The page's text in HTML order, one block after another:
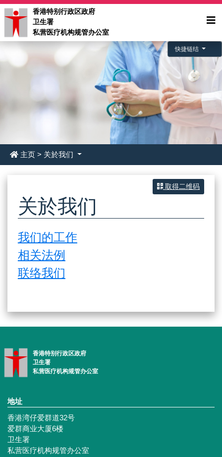
香港特别行政区政府
卫生署
私营医疗机构规管办公室
快捷链结
主页 > 关於我们
取得二维码
关於我们
我们的工作
相关法例
联络我们
香港特别行政区政府
卫生署
私营医疗机构规管办公室
地址
香港湾仔爱群道32号
爱群商业大厦6楼
卫生署
私营医疗机构规管办公室